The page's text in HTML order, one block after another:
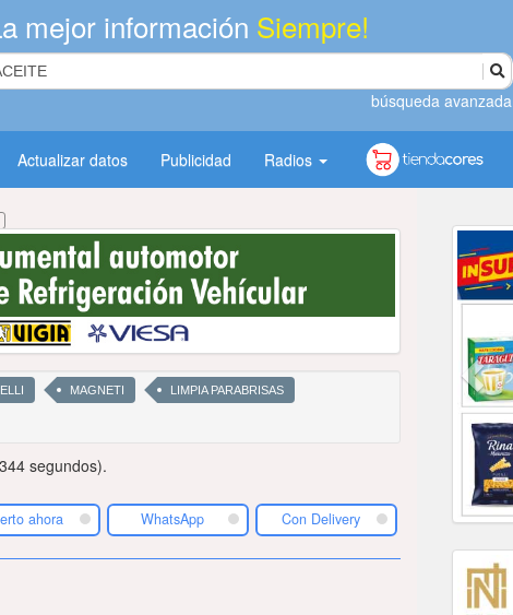
mejor información Siempre!
búsqueda avanzada
Actualizar datos Publicidad Radios
MAGNETI LIMPIA PARABRISAS
segundos).
ahora WhatsApp Con Delivery